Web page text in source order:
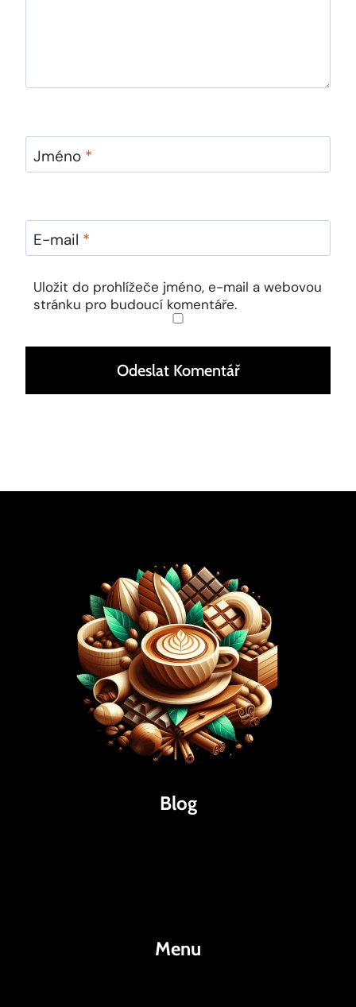
Jméno *
E-mail *
Uložit do prohlížeče jméno, e-mail a webovou
stránku pro budoucí komentáře.
Blog
Menu